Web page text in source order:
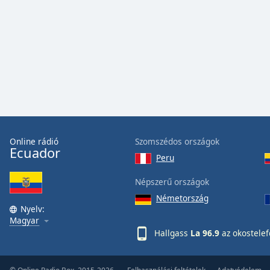
window.
dialog
window.
Escape
will
and
Online rádió
Ecuador
Nyelv:
Magyar
Szomszédos országok
Peru
Népszerű országok
Németország
Hallgass La 96.9 az